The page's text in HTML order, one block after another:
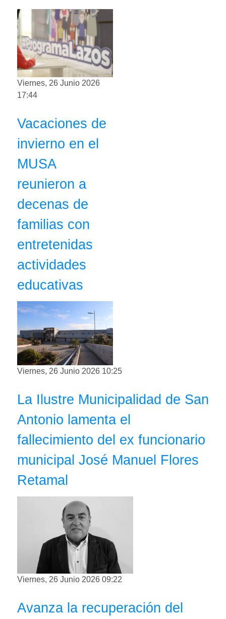
Viernes, 26 Junio 2026
17:44
Vacaciones de
invierno en el
MUSA
reunieron a
decenas de
familias con
entretenidas
actividades
educativas
Viernes, 26 Junio 2026 10:25
La Ilustre Municipalidad de San
Antonio lamenta el
fallecimiento del ex funcionario
municipal José Manuel Flores
Retamal
Viernes, 26 Junio 2026 09:22
Avanza la recuperación del